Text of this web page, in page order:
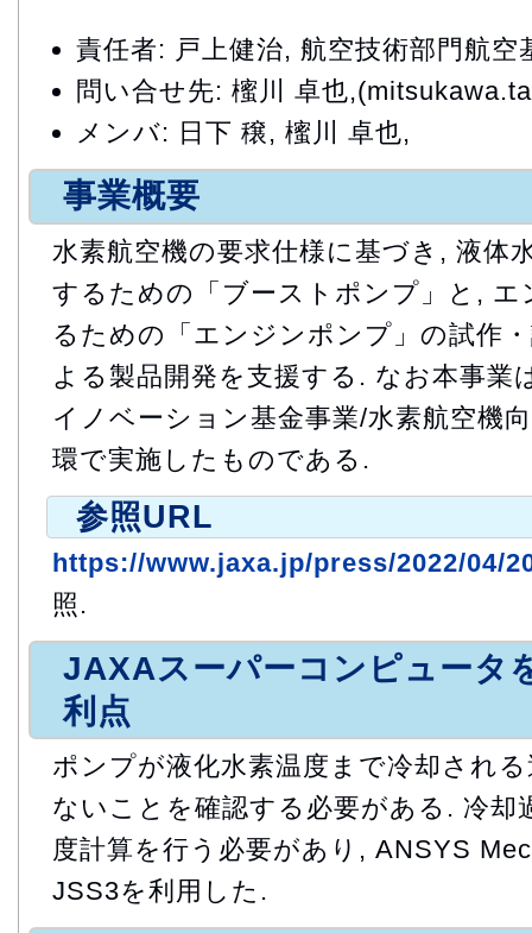
責任者: 戸上健治, 航空技術部門航空
問い合せ先: 櫁川 卓也
メンバ: 日下 穣, 櫁川 卓也,
事業概要
水素航空機の要求仕様に基づき, 液体
するための「ブーストポンプ」と, エ
るための「エンジンポンプ」の試作
よる製品開発を支援する. なお本事業
イノベーション基金事業/水素航空機
環で実施したものである.
参照URL
https://www.jaxa.jp/press/2022/04/
照.
JAXAスーパーコンピュータ
利点
ポンプが液化水素温度まで冷却され
ないことを確認する必要がある. 冷却
度計算を行う必要があり, ANSYS
JSS3を利用した.